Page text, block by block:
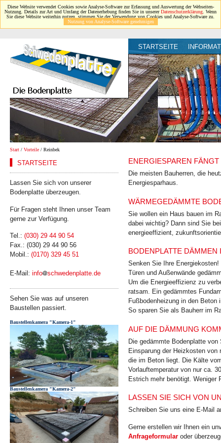
Diese Website verwendet Cookies sowie Analyse-Software zur Erfassung und Auswertung der Webseiten-
Nutzung. Details zur Art und Umfang der Datenerhebung finden Sie in unsererDatenschutzerklärung . Wenn
Sie diese Website weiterhin nutzen, stimmen Sie der Verwendung von Cookies und Analyse-Software zu.
Nutzung von Analyse-Software genehmigen
STARTSEITE
Start / Vorteile / Reinbek
STARTSEITE
Lassen Sie sich von unserer
Bodenplatte überzeugen.
Für Fragen steht Ihnen unser Team
gerne zur Verfügung.
Tel.: (030) 29 44 90 54
Fax.: (030) 29 44 90 56
Mobil.: (0170) 329 45 51
E-Mail: info schwedenplatte.de
Sehen Sie was auf unseren
Baustellen passiert.
Baustellenkamera "Kamera-1"
Baustellenkamera "Kamera-2"
ENERGIESPAREN
Die meisten Bauherren, die
Energiesparhaus.
WÄRMEGEDÄMMTE
Sie wollen ein Haus bauen im
dabei wichtig? Dann sind Sie
energie­effizient,
BODENPLATTE DÄMMEN
Senken Sie Ihre
Türen und Außenwände
Um die Energieeffizienz zu
ratsam. Ein gedämmtes
Fußbodenheizung in den
So sparen Sie als Bauherr im
AUF DIE DÄMMUNG
Die gedämmte Bodenplatte
Einsparung der Heizkosten
die im Beton liegt. Die Kälte
Vorlauftemperatur von nur ca.
Estrich mehr benötigt. Weniger
LASSEN SIE SICH VON
Schreiben Sie uns eine E-Mail
Gerne erstellen wir Ihnen ein
Anfrageformular oder